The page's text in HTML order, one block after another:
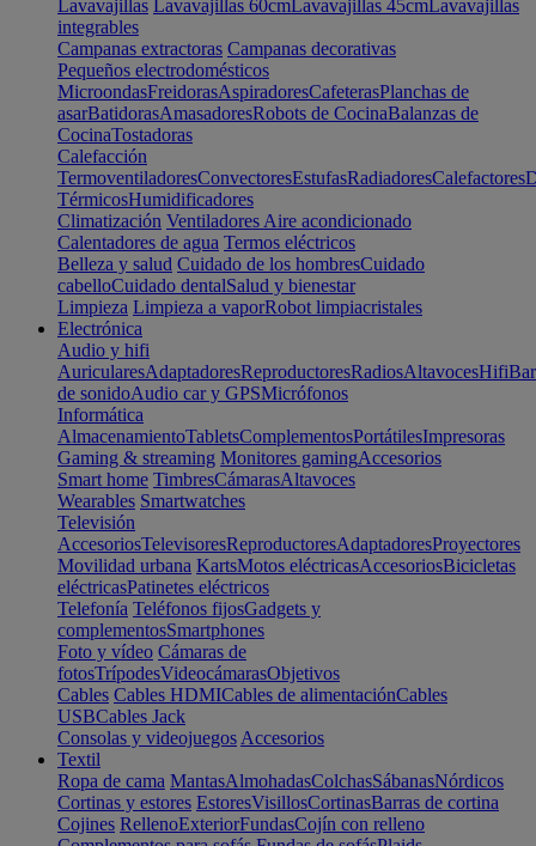
Lavavajillas Lavavajillas 60cmLavavajillas 45cmLavavajillas
integrables
Campanas extractoras Campanas decorativas
Pequeños electrodomésticos
MicroondasFreidorasAspiradoresCafeterasPlanchas de
asarBatidorasAmasadoresRobots de CocinaBalanzas de
CocinaTostadoras
Calefacción
TermoventiladoresConvectoresEstufasRadiadoresCalefactores
TérmicosHumidificadores
Climatización Ventiladores Aire acondicionado
Calentadores de agua Termos eléctricos
Belleza y salud Cuidado de los hombresCuidado
cabelloCuidado dentalSalud y bienestar
Limpieza Limpieza a vaporRobot limpiacristales
Electrónica
Audio y hifi
AuricularesAdaptadoresReproductoresRadiosAltavocesHifi
de sonidoAudio car y GPSMicrófonos
Informática
AlmacenamientoTabletsComplementosPortátilesImpresoras
Gaming & streaming Monitores gamingAccesorios
Smart home TimbresCámarasAltavoces
Wearables Smartwatches
Televisión
AccesoriosTelevisoresReproductoresAdaptadoresProyectores
Movilidad urbana KartsMotos eléctricasAccesoriosBicicletas
eléctricasPatinetes eléctricos
Telefonía Teléfonos fijosGadgets y
complementosSmartphones
Foto y vídeo Cámaras de
fotosTrípodesVideocámarasObjetivos
Cables Cables HDMICables de alimentaciónCables
USBCables Jack
Consolas y videojuegos Accesorios
Textil
Ropa de cama MantasAlmohadasColchasSábanasNórdicos
Cortinas y estores EstoresVisillosCortinasBarras de cortina
Cojines RellenoExteriorFundasCojín con relleno